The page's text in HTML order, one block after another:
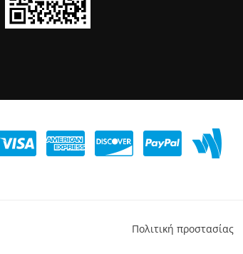
Πολιτική προστασίας